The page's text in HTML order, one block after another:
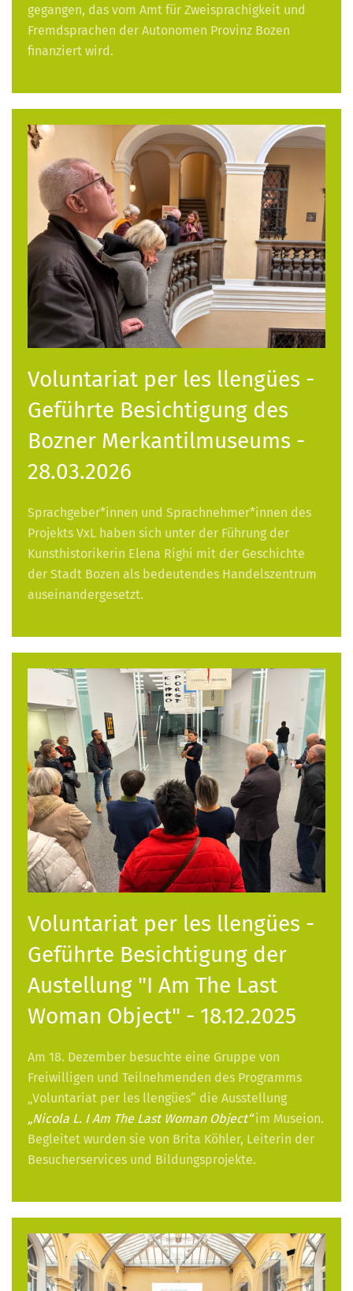
gegangen, das vom Amt für Zweisprachigkeit und
Fremdsprachen der Autonomen Provinz Bozen
finanziert wird.
Voluntariat per les llengües -
Geführte Besichtigung des
Bozner Merkantilmuseums -
28.03.2026
Sprachgeber*innen und Sprachnehmer*innen des
Projekts VxL haben sich unter der Führung der
Kunsthistorikerin Elena Righi mit der Geschichte
der Stadt Bozen als bedeutendes Handelszentrum
auseinandergesetzt.
Voluntariat per les llengües -
Geführte Besichtigung der
Austellung "I Am The Last
Woman Object" - 18.12.2025
Am 18. Dezember besuchte eine Gruppe von
Freiwilligen und Teilnehmenden des Programms
„Voluntariat per les llengües“ die Ausstellung
„Nicola L. I Am The Last Woman Object“im Museion.
Begleitet wurden sie von Brita Köhler, Leiterin der
Besucherservices und Bildungsprojekte.